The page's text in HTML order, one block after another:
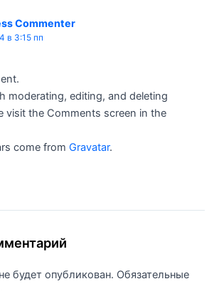
Commenter
в 3:15 пп
moderating, editing, and deleting
visit the Comments screen in the
come from Gravatar.
будет опубликован. Обязательные